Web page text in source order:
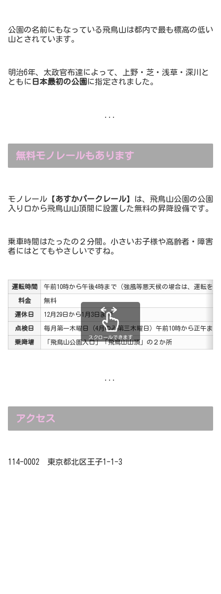
公園の名前にもなっている飛鳥山は都内で最も標高の低い
山とされています。
明治6年、太政官布達によって、上野・芝・浅草・深川と
ともに 日本最初の公園 に指定されました。
無料モノレールもあります
モノレール【あすかパークレール】は、飛鳥山公園の公園
入り口から飛鳥山山頂間に設置した無料の昇降設備です。
乗車時間はたったの２分間。小さいお子様や高齢者・障害
者にはとてもやさしいですね。
運転時間 午前10時から午後4時まで（強風等悪天候の場合は、運転を
料金 無料
運休日 12月29日から1月3日まで
点検日 毎月第一木曜日（4月のみ第三木曜日）午前10時から正午ま
乗降場 「飛鳥山公園入口」「飛鳥山山頂」の２か所
スクロールできます
アクセス
114-0002 東京都北区王子1-1-3